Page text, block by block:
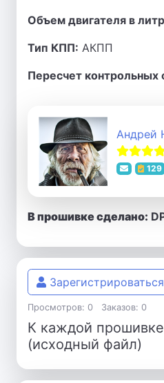
Объем двигателя в
Тип КПП: АКПП
Пересчет контрольных
Андрей
129
В прошивке сделано:
Просмотров: 0 Заказов: 0
К каждой
(исходный файл)